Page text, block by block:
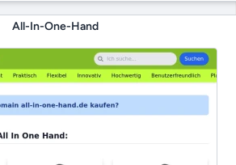
All-In-One-Hand